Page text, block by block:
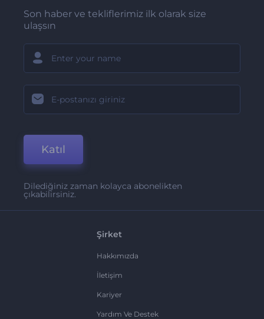
Son haber ve tekliflerimiz ilk olarak size
ulaşsın
Katıl
Dilediğiniz zaman kolayca abonelikten
çıkabilirsiniz.
Şirket
Hakkımızda
İletişim
Kariyer
Yardım Ve Destek